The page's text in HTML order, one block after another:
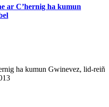
ar C’hernig ha kumun
ha kumun Gwinevez, lid-reiñ